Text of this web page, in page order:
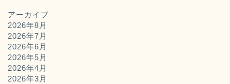
アーカイブ
2026年8月
2026年7月
2026年6月
2026年5月
2026年4月
2026年3月